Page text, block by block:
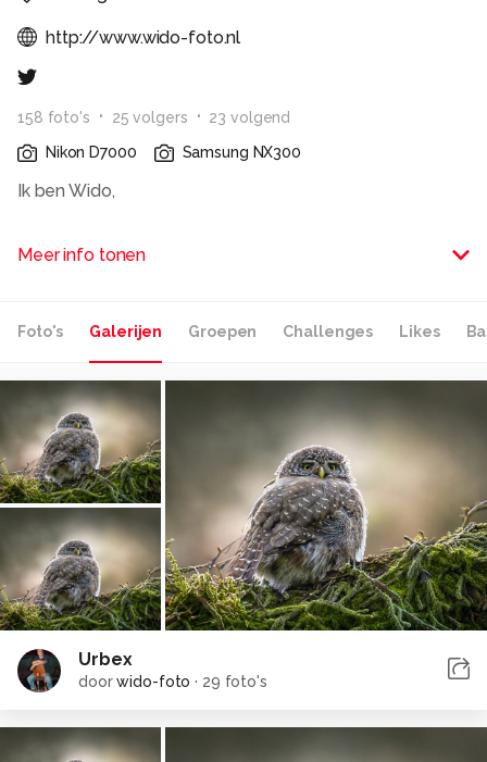
http://www.wido-foto.nl
158 foto's 25 volgers 23 volgend
Nikon D7000
Samsung NX300
Ik ben Wido,
oude auto`s, natuur en Urbexfotografie.
Meer info tonen
Foto's Galerijen Groepen Challenges Likes
Urbex
doorwido-foto · 29 foto's